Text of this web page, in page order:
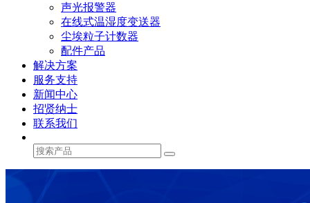
声光报警器
在线式温湿度变送器
尘埃粒子计数器
配件产品
解决方案
服务支持
新闻中心
招贤纳士
联系我们